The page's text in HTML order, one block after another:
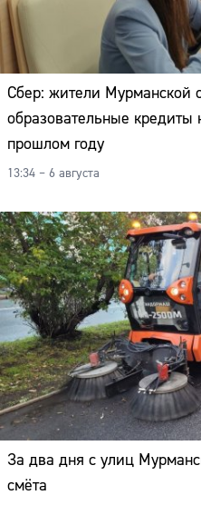
Сбер: жители Мурманской
образовательные
прошлом году
13:34 – 6 августа
За два дня с улиц
смёта